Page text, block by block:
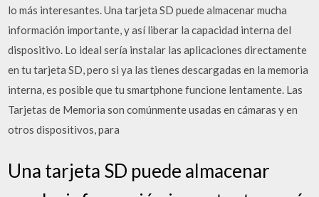
lo más interesantes. Una tarjeta SD puede almacenar mucha
información importante, y así liberar la capacidad interna del
dispositivo. Lo ideal sería instalar las aplicaciones directamente
en tu tarjeta SD, pero si ya las tienes descargadas en la memoria
interna, es posible que tu smartphone funcione lentamente. Las
Tarjetas de Memoria son comúnmente usadas en cámaras y en
otros dispositivos, para
Una tarjeta SD puede almacenar